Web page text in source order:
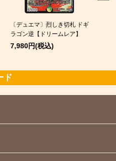
〔デュエマ〕烈しき切札 ドギ
ラゴン逆【ドリームレア】
7,980円(税込)
ド